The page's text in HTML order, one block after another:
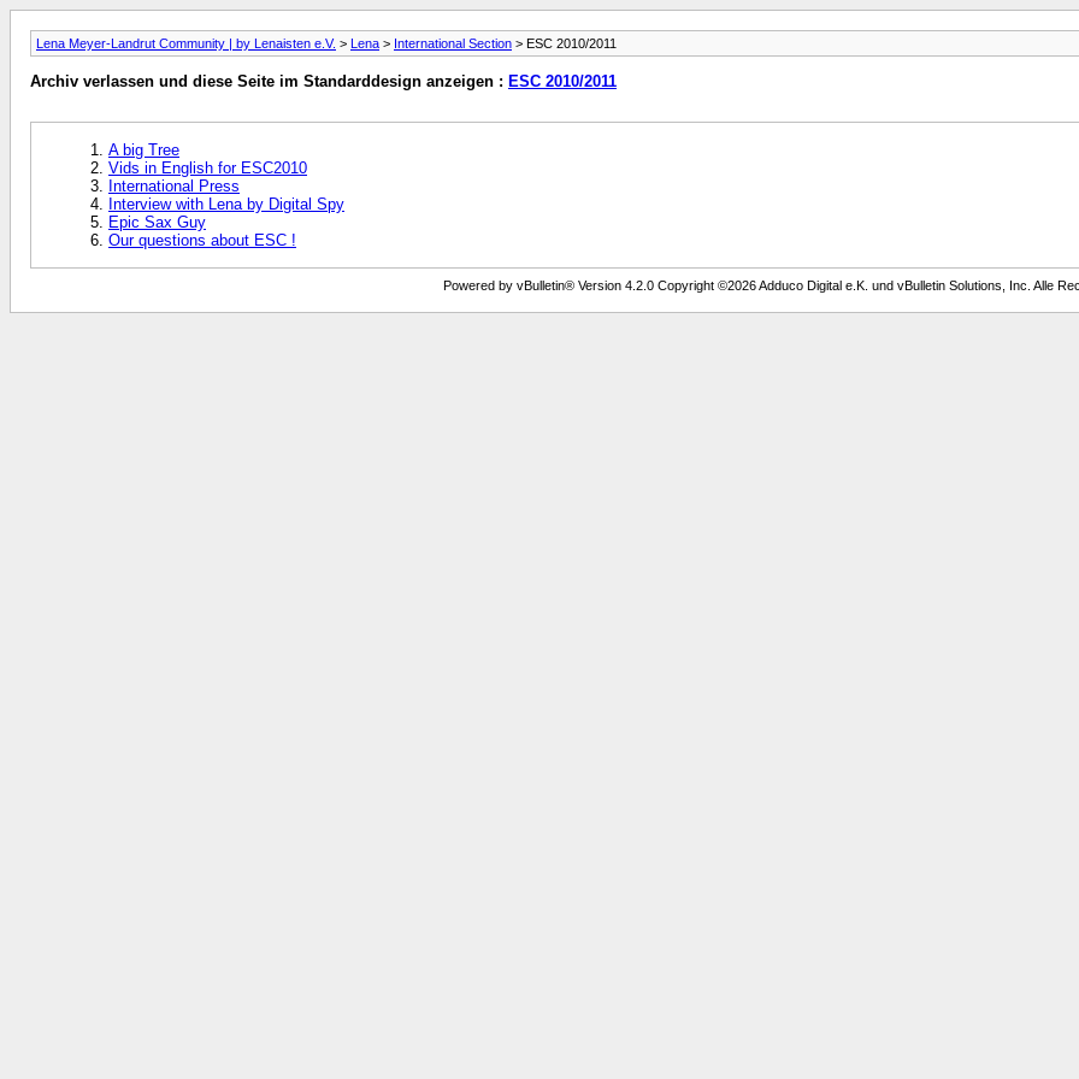
Lena Meyer-Landrut Community | by Lenaisten e.V. > Lena > International Section > ESC 2010/2011
Archiv verlassen und diese Seite im Standarddesign anzeigen : ESC 2010/2011
A big Tree
Vids in English for ESC2010
International Press
Interview with Lena by Digital Spy
Epic Sax Guy
Our questions about ESC !
Powered by vBulletin® Version 4.2.0 Copyright ©2026 Adduco Digital e.K. und vBulletin Solutions, Inc. Alle